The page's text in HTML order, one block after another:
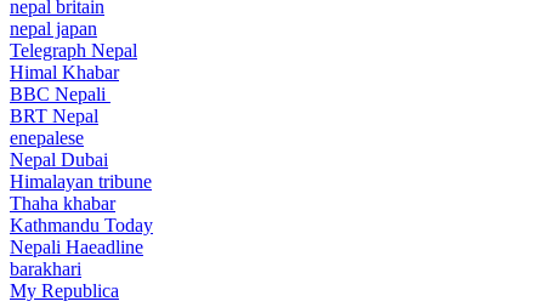
nepal britain
nepal japan
Telegraph Nepal
Himal Khabar
BBC Nepali
BRT Nepal
enepalese
Nepal Dubai
Himalayan tribune
Thaha khabar
Kathmandu Today
Nepali Haeadline
barakhari
My Republica